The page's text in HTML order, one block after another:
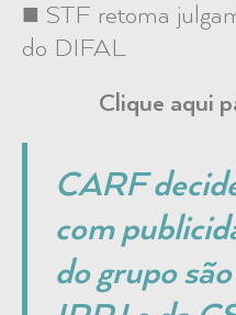
■ STF retoma
do DIFAL
Clique aqui
CARF
com
do grupo